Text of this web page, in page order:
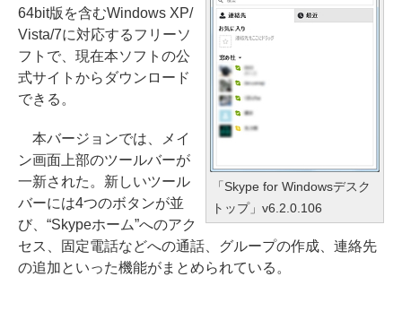
「Skype for Windowsデスク
トップ」v6.2.0.106
64bit版を含むWindows XP/
Vista/7に対応するフリーソ
フトで、現在本ソフトの公
式サイトからダウンロード
できる。
本バージョンでは、メイ
ン画面上部のツールバーが
一新された。新しいツール
バーには4つのボタンが並
び、“Skypeホーム”へのアク
セス、固定電話などへの通話、グループの作成、連絡先
の追加といった機能がまとめられている。